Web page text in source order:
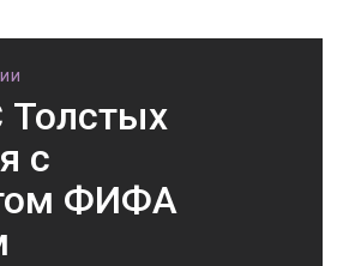
Толстых
с
ФИФА